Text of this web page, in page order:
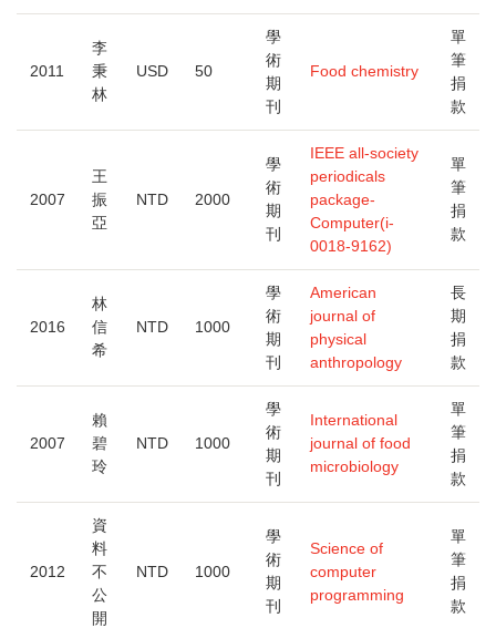
2011
李
秉
林
USD 50
學
術
期
刊
Food chemistry
單
筆
捐
款
2007
王
振
亞
NTD 2000
學
術
期
刊
IEEE all-society
periodicals
package-
Computer(i-
0018-9162)
單
筆
捐
款
2016
林
信
希
NTD 1000
學
術
期
刊
American
journal of
physical
anthropology
長
期
捐
款
2007
賴
碧
玲
NTD 1000
學
術
期
刊
International
journal of food
microbiology
單
筆
捐
款
2012
資
料
不
公
開
NTD 1000
學
術
期
刊
Science of
computer
programming
單
筆
捐
款